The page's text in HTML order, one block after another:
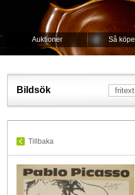
Auktioner Så
Bildsök
Tillbaka